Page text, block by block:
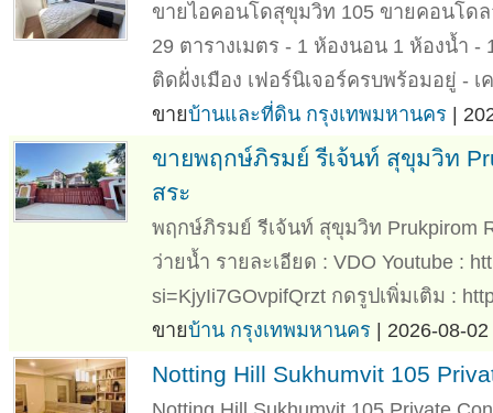
ขายไอคอนโดสุขุมวิท 105 ขายคอนโด
29 ตารางเมตร - 1 ห้องนอน 1 ห้องน้ำ -
ติดฝั่งเมือง เฟอร์นิเจอร์ครบพร้อมอยู่ - เ
ขายบ้านและที่ดิน กรุงเทพมหานคร |
ขายพฤกษ์ภิรมย์ รีเจ้นท์ สุขุมวิท
สระ
พฤกษ์ภิรมย์ รีเจ้นท์ สุขุมวิท Prukpirom
ว่ายน้ำ รายละเอียด : VDO Youtube :
si=KjyIi7GOvpifQrzt กดรูปเพิ่มเติม :
ขายบ้าน กรุงเทพมหานคร | 2026-08-
Notting Hill Sukhumvit 105